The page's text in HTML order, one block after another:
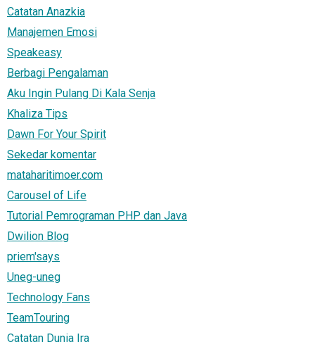
Catatan Anazkia
Manajemen Emosi
Speakeasy
Berbagi Pengalaman
Aku Ingin Pulang Di Kala Senja
Khaliza Tips
Dawn For Your Spirit
Sekedar komentar
mataharitimoer.com
Carousel of Life
Tutorial Pemrograman PHP dan Java
Dwilion Blog
priem'says
Uneg-uneg
Technology Fans
TeamTouring
Catatan Dunia Ira